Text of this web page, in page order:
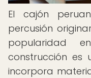
El cajón
percusión
popularidad
construcción es
incorpora